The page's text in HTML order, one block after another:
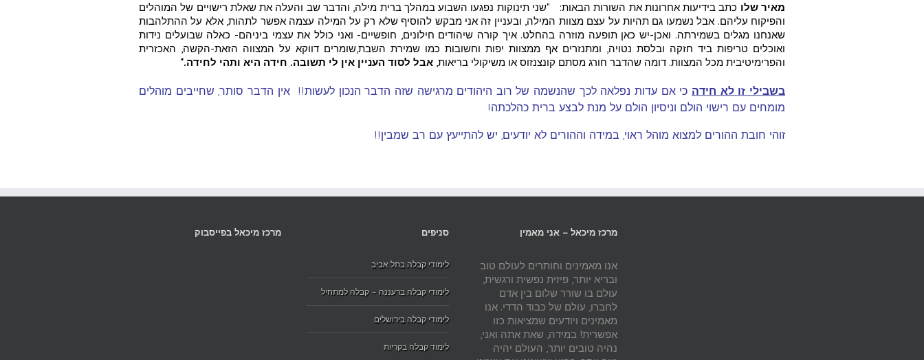
מאיר שלו כתב בידיעות אחרונות את השורות הבאות: "שני תינוקות נפגעו השבוע במהלך ברית מילה, והדבר שב והעלה את שאלת רישויים של המוהלים
והפיקוח עליהם. אבל נשמעו גם תהיות על עצם מצוות המילה, ובעניין זה אני מבקש להוסיף שלא רק על המילה עצמה אפשר לתהות, אלא על ההתלהבות
שאנחנו מגלים בשמירתה. ואכן-יש כאן תופעה מוזרה בהחלט. איך קורה שיהודים חילונים, חופשיים- ואני כולל את עצמי ביניהם- כאלה שבועלים נידות
ואוכלים טריפות ביד חזקה ובלסת נטויה, ומתנזרים אף ממצוות יפות וחשובות כמו שמירת השבת,שומרים דווקא על המצווה הזאת-הקשה, האכזרית
והפרימיטיבית מכל המצוות. דומה שהדבר חורג מסתם קונצנזוס או משיקולי בריאות, אבל לסוד העניין אין לי תשובה. חידה היא ותהי לחידה."
בשבילי זו לא חידה כי אם עדות נפלאה לכך שהנשמה של רוב היהודים מרגישה שזה הדבר הנכון לעשות!! אין הדבר סותר, שחייבים מוהלים
מומחים עם רישוי הולם וניסיון הולם על מנת לבצע ברית כהלכתה!
זוהי חובת ההורים למצוא מוהל ראוי, במידה וההורים לא יודעים, יש להתייעץ עם רב שמבין!!
מרכז מיכאל בפייסבוק סניפים
לימודי קבלה בתל אביב
לימודי קבלה ברעננה – קבלה למתחיל
לימודי קבלה בירושלים
לימוד קבלה בקריות
מרכז מיכאל – אני מאמין
אנו מאמינים וחותרים לעולם טוב
ובריא יותר, פיזית נפשית ורגשית,
עולם בו שורר שלום בין אדם
לחברו, עולם של כבוד הדדי. אנו
מאמינים ויודעים שמציאות כזו
אפשרית! במידה, שאת אתה ואני,
נהיה טובים יותר, העולם יהיה